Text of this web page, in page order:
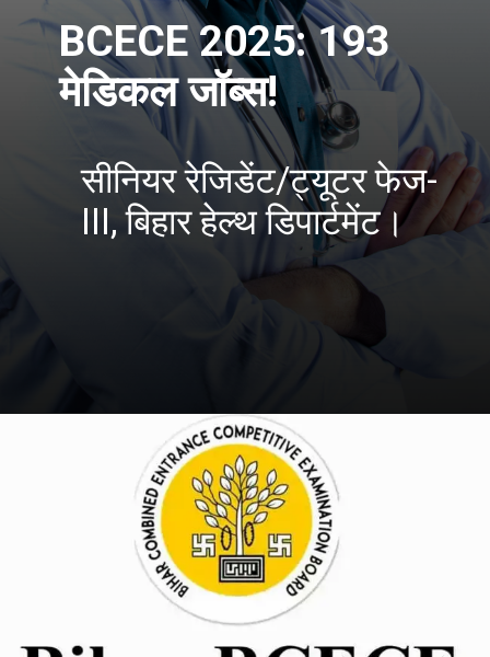
BCECE 2025: 193
मेडिकल जॉब्स!
सीनियर रेजिडेंट/ट्यूटर फेज-
III, बिहार हेल्थ डिपार्टमेंट।